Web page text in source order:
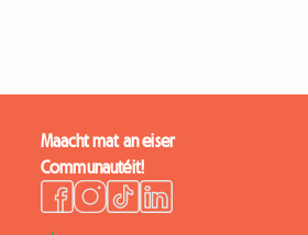
Maacht mat an eiser
Communautéit!